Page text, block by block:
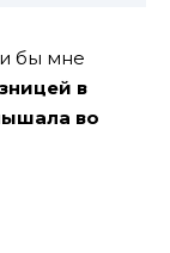
бы мне
в
во